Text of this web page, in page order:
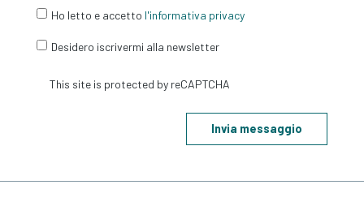
Ho letto e accetto l'informativa privacy
Desidero iscrivermi alla newsletter
Invia messaggio